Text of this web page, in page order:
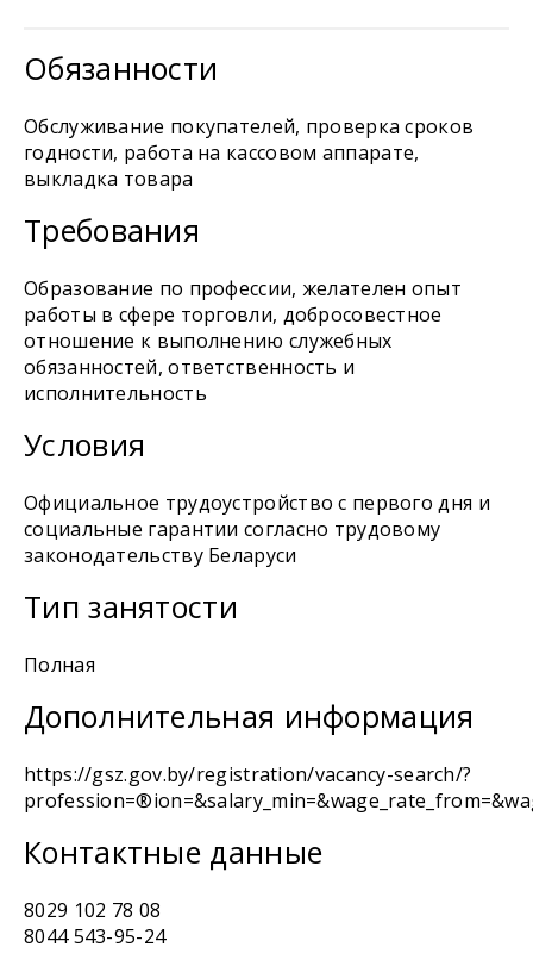
Обязанности
Обслуживание покупателей, проверка сроков
годности, работа на кассовом аппарате,
выкладка товара
Требования
Образование по профессии, желателен опыт
работы в сфере торговли, добросовестное
отношение к выполнению служебных
обязанностей, ответственность и
исполнительность
Условия
Официальное трудоустройство с первого дня и
социальные гарантии согласно трудовому
законодательству Беларуси
Тип занятости
Полная
Дополнительная информация
https://gsz.gov.by/registration/vacancy-search/?
Контактные данные
8029 102 78 08
8044 543-95-24